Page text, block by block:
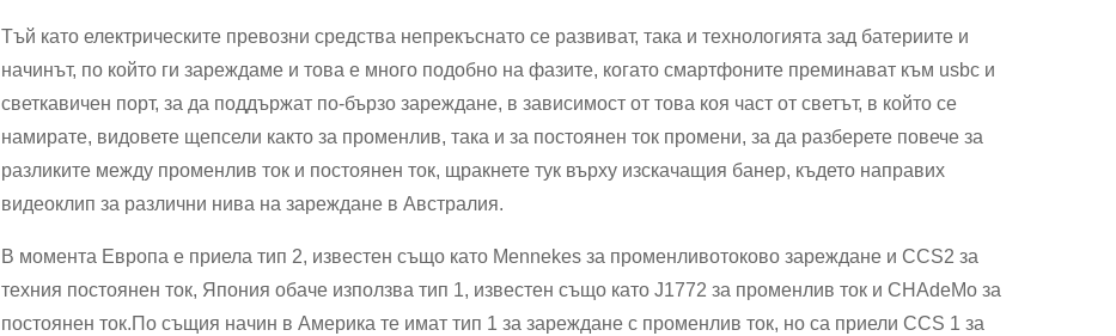
Тъй като електрическите превозни средства непрекъснато се развиват, така и технологията зад батериите и
начинът, по който ги зареждаме и това е много подобно на фазите, когато смартфоните преминават към usbc и
светкавичен порт, за да поддържат по-бързо зареждане, в зависимост от това коя част от светът, в който се
намирате, видовете щепсели както за променлив, така и за постоянен ток промени, за да разберете повече за
разликите между променлив ток и постоянен ток, щракнете тук върху изскачащия банер, където направих
видеоклип за различни нива на зареждане в Австралия.
В момента Европа е приела тип 2, известен също като Mennekes за променливотоково зареждане и CCS2 за
техния постоянен ток, Япония обаче използва тип 1, известен също като J1772 за променлив ток и CHAdeMo за
постоянен ток.По същия начин в Америка те имат тип 1 за зареждане с променлив ток, но са приели CCS 1 за